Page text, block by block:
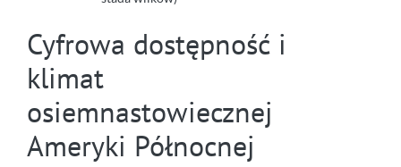
Cyfrowa dostępność i
klimat
osiemnastowiecznej
Ameryki Północnej